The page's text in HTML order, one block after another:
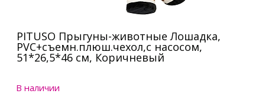
PITUSO Прыгуны-животные Лошадка,
PVC+съемн.плюш.чехол,с насосом,
51*26,5*46 см, Коричневый
В наличии